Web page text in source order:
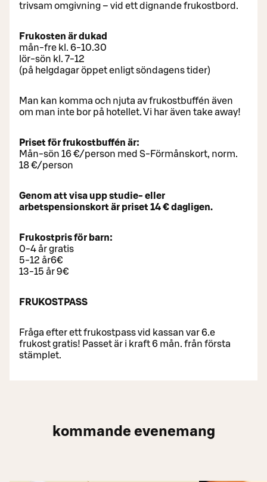
trivsam omgivning – vid ett dignande frukostbord.
Frukosten är dukad
mån-fre kl. 6-10.30
lör-sön kl. 7-12
(på helgdagar öppet enligt söndagens tider)
Man kan komma och njuta av frukostbuffén även
om man inte bor på hotellet. Vi har även take away!
Priset för frukostbuffén är:
Mån-sön 16 €/person med S-Förmånskort, norm.
18 €/person
Genom att visa upp studie- eller
arbetspensionskort är priset 14 € dagligen.
Frukostpris för barn:
0-4 år gratis
5-12 år6€
13-15 år 9€
FRUKOSTPASS
Fråga efter ett frukostpass vid kassan var 6.e
frukost gratis! Passet är i kraft 6 mån. från första
stämplet.
kommande evenemang